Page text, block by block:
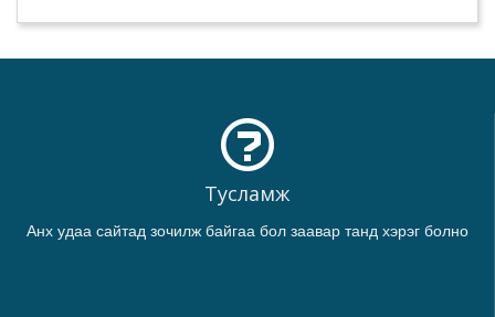
Тусламж
Анх удаа сайтад зочилж байгаа бол заавар танд хэрэг болно